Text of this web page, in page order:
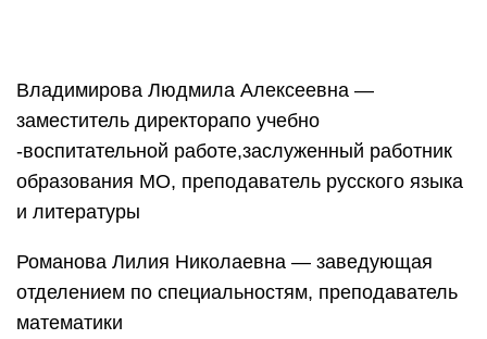
Родионова Мария Сергеевна— заведующая
отделением повышения квалификации,
преподаватель спецдисциплин высшей
квалификационной категории
История колледжа
Для полной комплектации детских поликлиник